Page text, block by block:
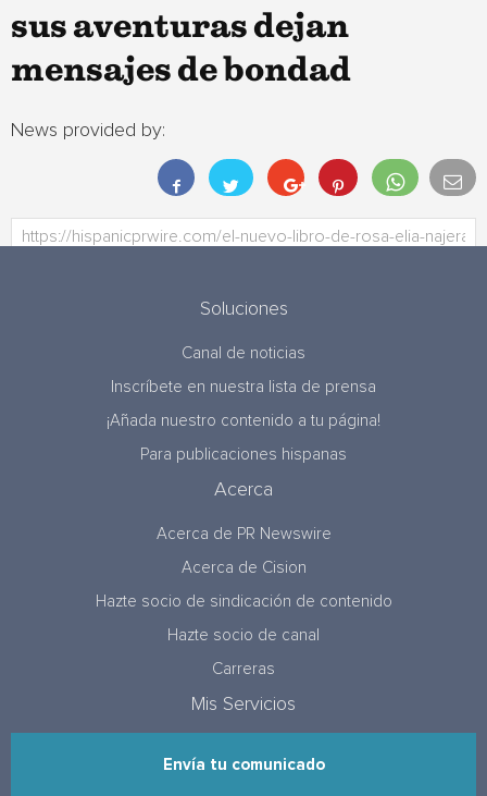
sus aventuras dejan
mensajes de bondad
News provided by:
Soluciones
Canal de noticias
Inscríbete en nuestra lista de prensa
¡Añada nuestro contenido a tu página!
Para publicaciones hispanas
Acerca
Acerca de PR Newswire
Acerca de Cision
Hazte socio de sindicación de contenido
Hazte socio de canal
Carreras
Mis Servicios
Envía tu comunicado